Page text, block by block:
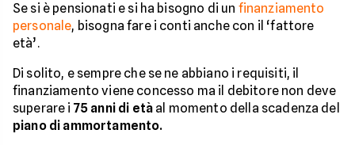
Se si è pensionati e si ha bisogno di un finanziamento
personale, bisogna fare i conti anche con il ‘fattore
età’.
Di solito, e sempre che se ne abbiano i requisiti, il
finanziamento viene concesso ma il debitore non deve
superare i 75 anni di età al momento della scadenza del
piano di ammortamento.